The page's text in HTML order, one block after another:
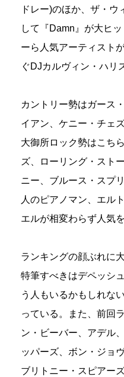
ドレー)のほか、ザ・ウ
して『Damn』が大ヒ
ーら人気アーティスト
ぐDJカルヴィン・ハリ
カントリー勢はガース
イアン、ケニー・チェ
大御所ロック勢はこち
ズ、ローリング・スト
ニー、ブルース・スプ
人のピアノマン、エル
エルが相変わらず人気を
ランキングの顔ぶれに
特筆すべきはデペッシ
う人もいるかもしれな
っている。また、前回
ン・ビーバー、アデル
ッパーズ、ボン・ジョ
ブリトニー・スピアー